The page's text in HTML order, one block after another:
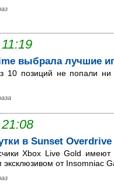
выбрала лучшие
10 позиций не попали
в Sunset
Xbox Live Gold имеют
от Insomniac